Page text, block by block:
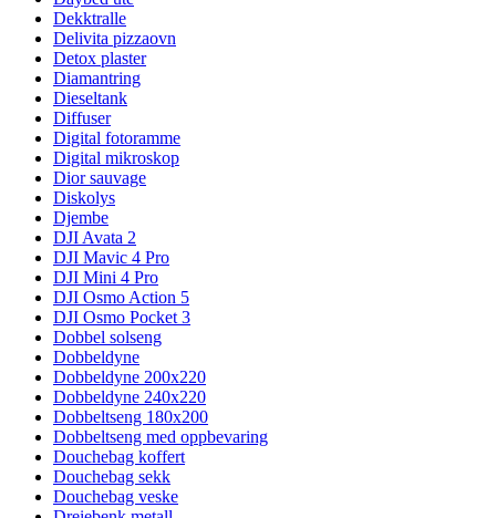
Dekktralle
Delivita pizzaovn
Detox plaster
Diamantring
Dieseltank
Diffuser
Digital fotoramme
Digital mikroskop
Dior sauvage
Diskolys
Djembe
DJI Avata 2
DJI Mavic 4 Pro
DJI Mini 4 Pro
DJI Osmo Action 5
DJI Osmo Pocket 3
Dobbel solseng
Dobbeldyne
Dobbeldyne 200x220
Dobbeldyne 240x220
Dobbeltseng 180x200
Dobbeltseng med oppbevaring
Douchebag koffert
Douchebag sekk
Douchebag veske